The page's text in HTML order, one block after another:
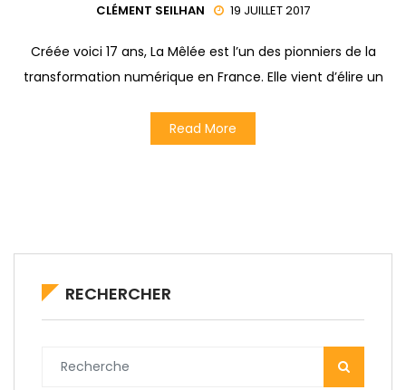
CLÉMENT SEILHAN 19 JUILLET 2017
Créée voici 17 ans, La Mêlée est l’un des pionniers de la
transformation numérique en France. Elle vient d’élire un
Read More
RECHERCHER